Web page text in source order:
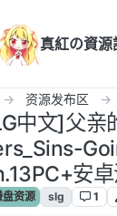
真紅の資源
资源发布区
中文]父亲
安
资源 slg 1